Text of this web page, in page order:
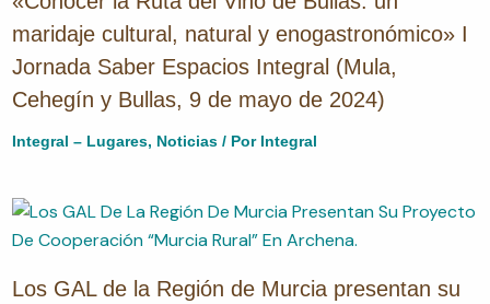
maridaje cultural, natural y enogastronómico» I
Jornada Saber Espacios Integral (Mula,
Cehegín y Bullas, 9 de mayo de 2024)
Integral – Lugares, Noticias / Por Integral
Los GAL de la Región de Murcia presentan su